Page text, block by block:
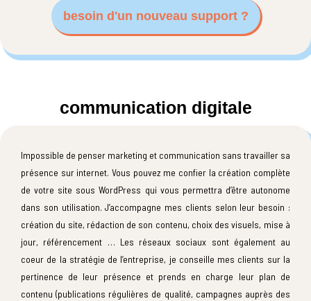
besoin d'un nouveau support ?
communication digitale
Impossible de penser marketing et communication sans travailler sa
présence sur internet. Vous pouvez me confier la création complète
de votre site sous WordPress qui vous permettra d’être autonome
dans son utilisation. J’accompagne mes clients selon leur besoin :
création du site, rédaction de son contenu, choix des visuels, mise à
jour, référencement … Les réseaux sociaux sont également au
coeur de la stratégie de l’entreprise, je conseille mes clients sur la
pertinence de leur présence et prends en charge leur plan de
contenu (publications régulières de qualité, campagnes auprès des